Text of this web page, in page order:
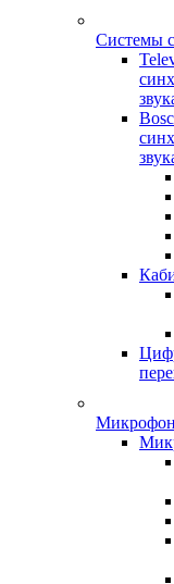
Системы